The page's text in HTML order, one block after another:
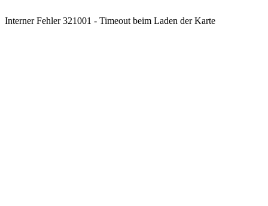
Interner Fehler 321001 - Timeout beim Laden der Karte